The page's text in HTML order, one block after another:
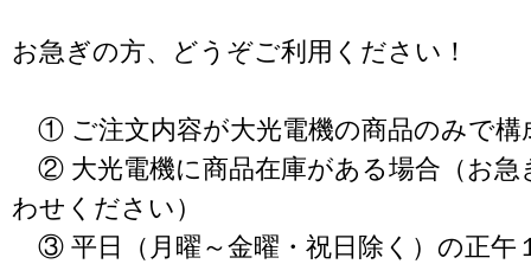
お急ぎの方、どうぞご利用ください！
① ご注文内容が大光電機の商品のみで構
② 大光電機に商品在庫がある場合（お急
わせください）
③ 平日（月曜～金曜・祝日除く）の正午